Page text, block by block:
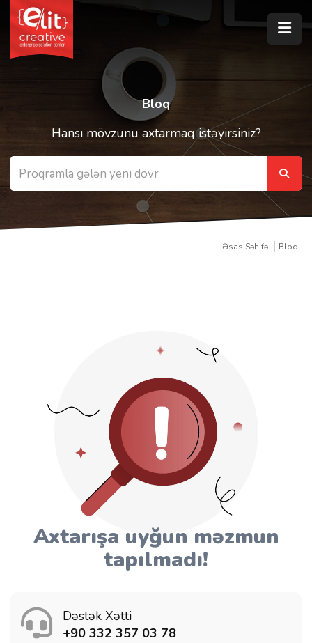
Bloq
Hansı mövzunu axtarmaq istəyirsiniz?
Əsas Səhifə Bloq
Axtarışa uyğun məzmun
tapılmadı!
Dəstək Xətti
+90 332 357 03 78